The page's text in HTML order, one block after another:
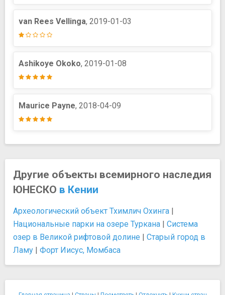
van Rees Vellinga, 2019-01-03
Ashikoye Okoko, 2019-01-08
Maurice Payne, 2018-04-09
Другие объекты всемирного наследия
ЮНЕСКО в Кении
Археологический объект Тхимлич Охинга |
Национальные парки на озере Туркана | Система
озер в Великой рифтовой долине | Старый город в
Ламу | Форт Иисус, Момбаса